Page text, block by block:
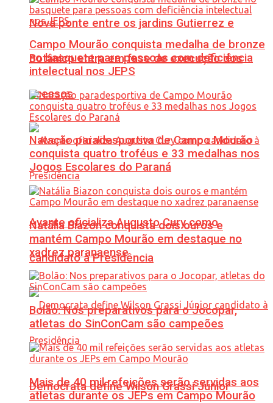
Nova ponte entre os jardins Gutierrez e
Botânico entra em fase de execução dos
acessos
Avante oficializa Augusto Cury como
candidato à Presidência
Democrata define Wilson Grassi Júnior
Campo Mourão conquista medalha de bronze
no basquete para pessoas com deficiência
intelectual nos JEPS
Natação paradesportiva de Campo Mourão
conquista quatro troféus e 33 medalhas nos
Jogos Escolares do Paraná
Natália Biazon conquista dois ouros e
mantém Campo Mourão em destaque no
xadrez paranaense
Bolão: Nos preparativos para o Jocopar,
atletas do SinConCam são campeões
Mais de 40 mil refeições serão servidas aos
atletas durante os JEPs em Campo Mourão